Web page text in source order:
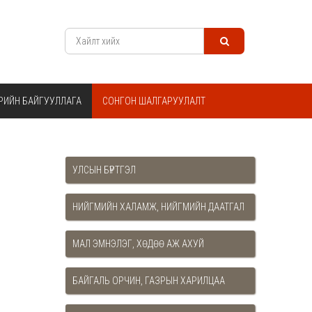
БАЙГУУЛЛАГА СОНГОН ШАЛГАРУУЛАЛТ
УЛСЫН БҮРТГЭЛ
НИЙГМИЙН ХАЛАМЖ, НИЙГМИЙН ДААТГАЛ
МАЛ ЭМНЭЛЭГ, ХӨДӨӨ АЖ АХУЙ
БАЙГАЛЬ ОРЧИН, ГАЗРЫН ХАРИЛЦАА